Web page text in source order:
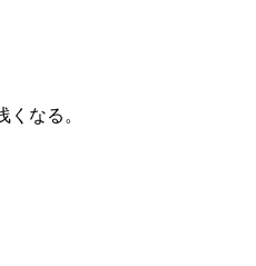
なる。